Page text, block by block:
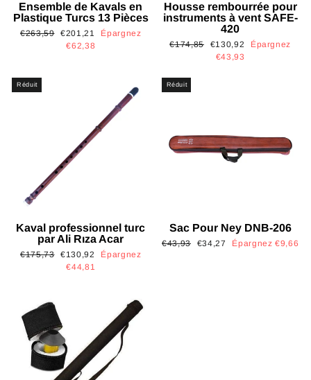
Ensemble de Kavals en
Plastique Turcs 13 Pièces
Prix
€263,59
Prix
réduit
€201,21
Épargnez
€62,38
Housse rembourrée pour
instruments à vent SAFE-
420
Prix
€174,85
Prix
réduit
€130,92
Épargnez
€43,93
Réduit
Kaval professionnel turc
par Ali Rıza Acar
Prix
€175,73
Prix
réduit
€130,92
Épargnez
€44,81
Réduit
Sac Pour Ney DNB-206
Prix
€43,93
Prix
€34,27 Épargnez €9,66